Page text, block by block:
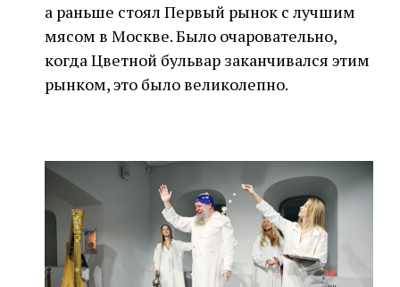
а раньше стоял Первый рынок с лучшим
мясом в Москве. Было очаровательно,
когда Цветной бульвар заканчивался этим
рынком, это было великолепно.